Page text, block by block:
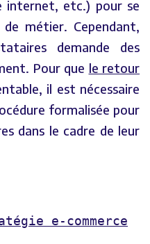
internet, etc.) pour se
métier. Cependant,
demande des
Pour que le retour
il est nécessaire
formalisée pour
dans le cadre de leur